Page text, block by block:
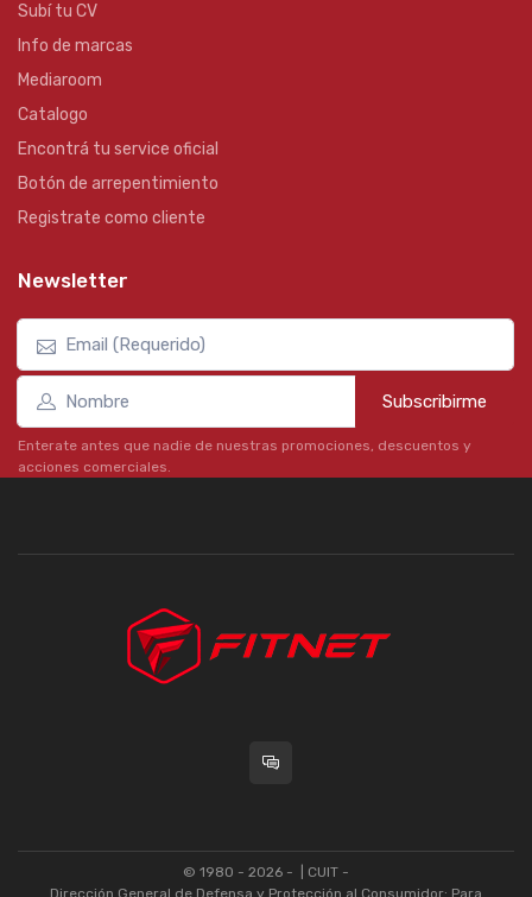
Subí tu CV
Info de marcas
Mediaroom
Catalogo
Encontrá tu service oficial
Botón de arrepentimiento
Registrate como cliente
Newsletter
Subscribirme
Enterate antes que nadie de nuestras promociones, descuentos y
acciones comerciales.
© 1980 - 2026 -
| CUIT -
Dirección General de Defensa y Protección al Consumidor: Para